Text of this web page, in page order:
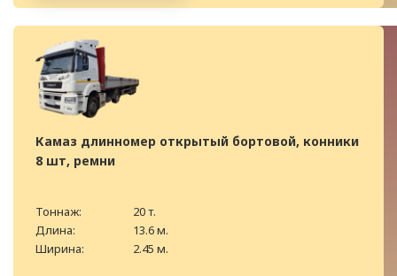
Камаз длинномер открытый бортовой, конники
8 шт, ремни
Тоннаж:
20 т.
Длина:
13.6 м.
Ширина:
2.45 м.